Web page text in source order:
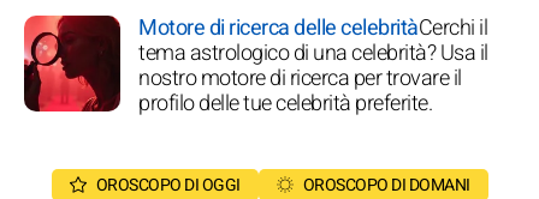
Motore di ricerca delle celebritàCerchi il
tema astrologico di una celebrità? Usa il
nostro motore di ricerca per trovare il
profilo delle tue celebrità preferite.
OROSCOPO DI OGGI
OROSCOPO DI DOMANI